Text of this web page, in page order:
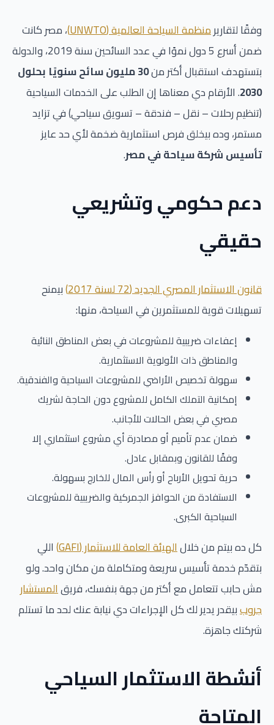
وفقًا لتقاريرمنظمة السياحة العالمية (UNWTO)
، مصر كانت
ضمن أسرع 5 دول نموًا في عدد السائحين سنة 2019، والدولة
بتستهدف استقبال أكتر من
30 مليون سائح سنويًا بحلول
2030. الأرقام دي معناها إن الطلب على الخدمات السياحية
(تنظيم رحلات – نقل – فندقة – تسويق سياحي) في تزايد
مستمر، وده بيخلق فرص استثمارية ضخمة لأي حد عايز
تأسيس شركة سياحة في مصر.
دعم حكومي وتشريعي
حقيقي
قانون الاستثمار المصري الجديد (72 لسنة 2017)
بيمنح
تسهيلات قوية للمستثمرين في السياحة، منها:
إعفاءات ضريبية للمشروعات في بعض المناطق النائية
والمناطق ذات الأولوية الاستثمارية.
سهولة تخصيص الأراضي للمشروعات السياحية والفندقية.
إمكانية التملك الكامل للمشروع دون الحاجة لشريك
مصري في بعض الحالات للأجانب.
ضمان عدم تأميم أو مصادرة أي مشروع استثماري إلا
وفقًا للقانون وبمقابل عادل.
حرية تحويل الأرباح أو رأس المال للخارج بسهولة.
الاستفادة من الحوافز الجمركية والضريبية للمشروعات
السياحية الكبرى.
كل ده بيتم من خلالالهيئة العامة للاستثمار (GAFI)
اللي
بتقدّم خدمة تأسيس سريعة ومتكاملة من مكان واحد. ولو
مش حابب تتعامل مع أكتر من جهة بنفسك، فريقالمستشار
جروببيقدر يدير لك كل الإجراءات دي نيابة عنك لحد ما تستلم
شركتك جاهزة.
أنشطة الاستثمار السياحي
المتاحة